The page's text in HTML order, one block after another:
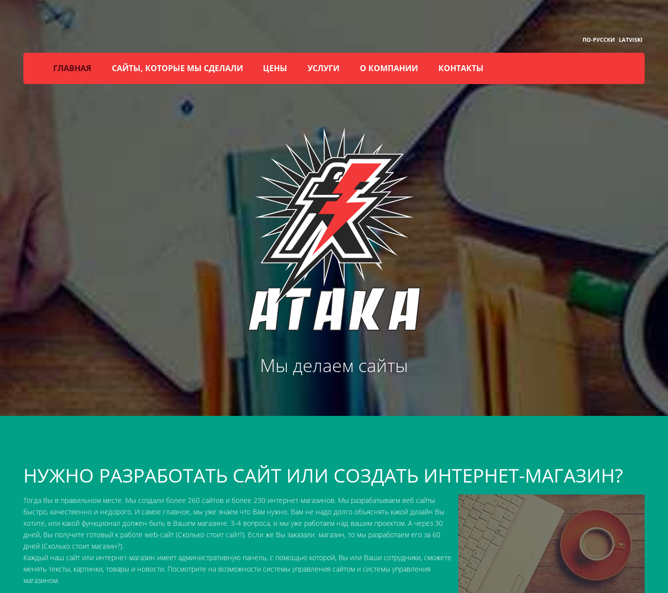
ПО-РУССКИ LATVISKI
ГЛАВНАЯ САЙТЫ, КОТОРЫЕ МЫ СДЕЛАЛИ ЦЕНЫ УСЛУГИ О КОМПАНИИ КОНТАКТЫ
Мы делаем сайты
НУЖНО РАЗРАБОТАТЬ САЙТ ИЛИ СОЗДАТЬ ИНТЕРНЕТ-МАГАЗИН?
Тогда Вы в правильном месте. Мы создали более 260 сайтов и более 230 интернет-магазинов. Мы разрабатываем веб сайты
быстро, качественно и недорого. И самое главное, мы уже знаем что Вам нужно. Вам не надо долго объяснять какой дизайн Вы
хотите, или какой функционал должен быть в Вашем магазине. 3-4 вопроса, и мы уже работаем над вашим проектом. А через 30
дней, Вы получите готовый к работе web-сайт (Сколько стоит сайт?). Если же Вы заказали магазин, то мы разработаем его за 60
дней (Сколько стоит магазин?).
Каждый наш сайт или интернет-магазин имеет административную панель, с помощью которой, Вы или Ваши сотрудники, сможете
менять тексты, картинки, товары и новости. Посмотрите на возможности системы управления сайтом и системы управления
магазином.